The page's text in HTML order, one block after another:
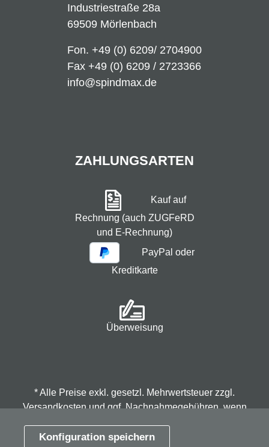
Konfiguration speichern
Industriestraße 28a
69509 Mörlenbach
Fon. +49 (0) 6209/ 2704900
Fax +49 (0) 6209 / 2723366
info@spindmax.de
ZAHLUNGSARTEN
Kauf auf
Rechnung (auch ZUGFeRD
und E-Rechnung)
PayPal oder
Kreditkarte
Überweisung
* Alle Preise exkl. gesetzl. Mehrwertsteuer zzgl.
Versandkostenund ggf. Nachnahmegebühren, wenn